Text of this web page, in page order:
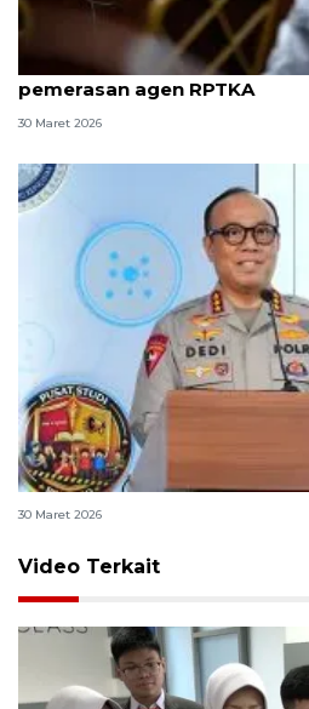
8 ASN Kemenaker hadapi
pemerasan agen RPTKA
30 Maret 2026
Polri bangun Laboratorium
30 Maret 2026
Video Terkait